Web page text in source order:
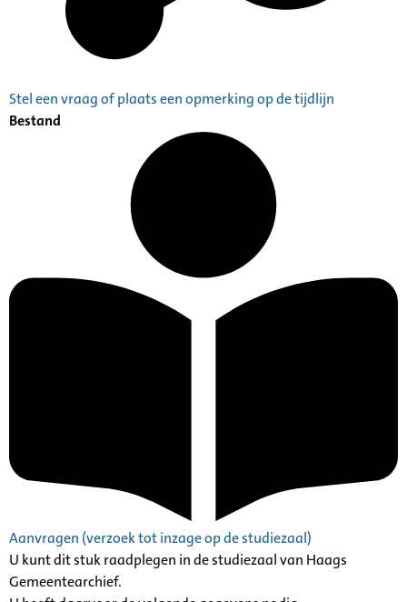
Stel een vraag of plaats een opmerking op de tijdlijn
Bestand
Aanvragen (verzoek tot inzage op de studiezaal)
U kunt dit stuk raadplegen in de studiezaal van Haags
Gemeentearchief.